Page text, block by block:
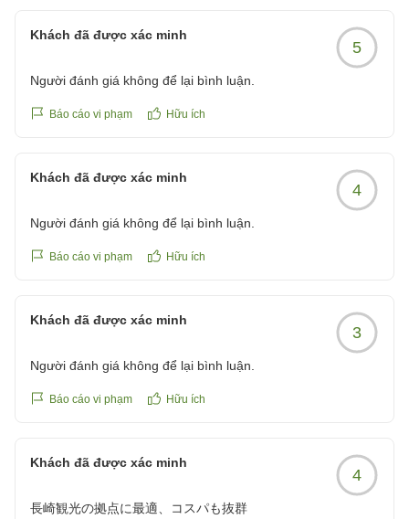
大村セントラルホテル スタッフ一同
Khách đã được xác minh
5
Người đánh giá không để lại bình luận.
Báo cáo vi phạm Hữu ích
Khách đã được xác minh
4
Người đánh giá không để lại bình luận.
Báo cáo vi phạm Hữu ích
Khách đã được xác minh
3
Người đánh giá không để lại bình luận.
Báo cáo vi phạm Hữu ích
Khách đã được xác minh
4
長崎観光の拠点に最適、コスパも抜群